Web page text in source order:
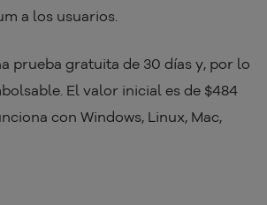
a los usuarios.
prueba gratuita de 30 días y, por lo
El valor inicial es de $484
con Windows, Linux, Mac,